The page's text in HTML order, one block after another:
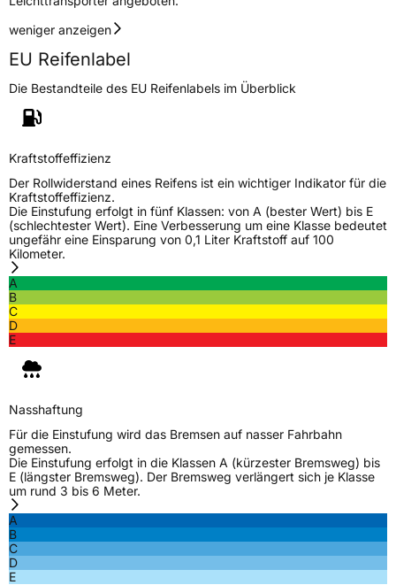
C1
3PMSF / Schneeflockensymbol / Alpine-Symbol
EPREL ID
Allgemeine Produktsicherheit (GPSR)
Herstellerkontakt Deldo Autobanden NV, Essensteenweg 113
2930 Brasschaat, compliance@deldo.com
weniger anzeigen
EU Reifenlabel
Die Bestandteile des EU Reifenlabels im Überblick
Kraftstoffeffizienz
Der Rollwiderstand eines Reifens ist ein wichtiger Indikator für die
Kraftstoffeffizienz.
Die Einstufung erfolgt in fünf Klassen: von A (bester Wert) bis E
(schlechtester Wert). Eine Verbesserung um eine Klasse bedeutet
ungefähr eine Einsparung von 0,1 Liter Kraftstoff auf 100
Kilometer.
A
B
C
D
E
Nasshaftung
Für die Einstufung wird das Bremsen auf nasser Fahrbahn
gemessen.
Die Einstufung erfolgt in die Klassen A (kürzester Bremsweg) bis
E (längster Bremsweg). Der Bremsweg verlängert sich je Klasse
um rund 3 bis 6 Meter.
A
B
C
D
E